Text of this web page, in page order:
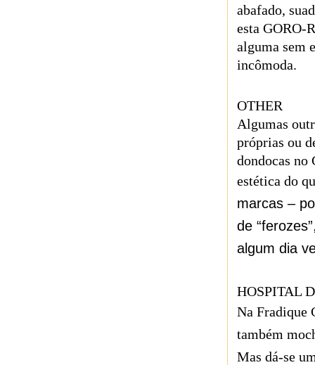
abafado,
esta GORO-
alguma sem
incômoda.
OTHER
Algumas
próprias ou
dondocas no
estética do
marcas –
de
algum dia
HOSPITAL
Na Fradique
também
Mas dá-se